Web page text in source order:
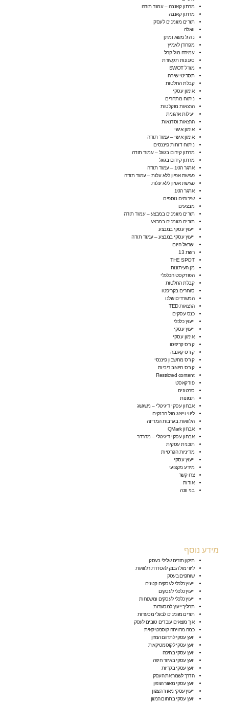
מרתון קאנבה – עמוד תודה
מרתון קאנבה
תזרים מזומנים לעסק
וואלה
ניהול משא ומתן
מפחדן לאמיץ
עמידה מול קהל
סגנונות תקשורת
מודל SWOT
תסריטי שיחה
קבלת החלטות
אימון עסקי
ניתוח מתחרים
הרצאות מוקלטות
יעילות ארגונית
הרצאות וסדנאות
אימון אישי
אימון אישי – עמוד תודה
ניתוח דוחות פיננסים
מרתון קידום בגוגל – עמוד תודה
מרתון קידום בגוגל
אתגר ה10 – עמוד תודה
פגישת אפיון ללא עלות – עמוד תודה
פגישת אפיון ללא עלות
אתגר ה10
שירותים נוספים
מבצעים
תזרים מזומנים במבצע – עמוד תודה
תזרים מזומנים במבצע
ייעוץ עסקי במבצע
ייעוץ עסקי במבצע – עמוד תודה
ישראל היום
רשת 13
THE SPOT
מן העיתונות
הפודקסט הכלכלי
קבלת החלטות
סוחרים בקריפטו
המשרדים שלנו
הרצאות TED
כנס עסקים
ייעוץ כלכלי
ייעוץ עסקי
אימון עסקי
קורס קריפטו
קורס קאנבה
קורס מחשבון פיננסי
קורס חישוב ריביות
Restricted content
פודקאסט
סרטונים
תמונות
אבחון עסקי דיגיטלי – משגשג
ליווי וייצוג מול הבנקים
הלוואות בערבות המדינה
אבחון QMark
אבחון עסקי דיגיטלי – מדרדר
תוכנית עסקית
מדיניות הפרטיות
ייעוץ עסקי
מידע מקצועי
צרו קשר
אודות
בני וזנה
מידע נוסף
תיקון תזרים שלילי בעסק
ליווי מול הבנק להסדרת הלוואות
שותפים בעסק
ייעוץ כלכלי לעסקים קטנים
ייעוץ כלכלי לעסקים
ייעוץ כלכלי לעסקים ומשפחות
תהליך ייעוץ למסעדות
תזרים מזומנים לבעלי מסעדות
איך מוצאים עובדים טובים לעסק
כמה מרוויחה קוסמטיקאית
יועץ עסקי לתחום המזון
יועץ עסקי לקוסמטיקאית
יועץ עסקי בחיפה
יועץ עסקי באיזור חיפה
יועץ עסקי בקריות
הדרך לשמר את העסק
יועץ עסקי מאזור הצפון
ייעוץ עסקי מאזור הצפון
יועץ עסקי בתחום המזון